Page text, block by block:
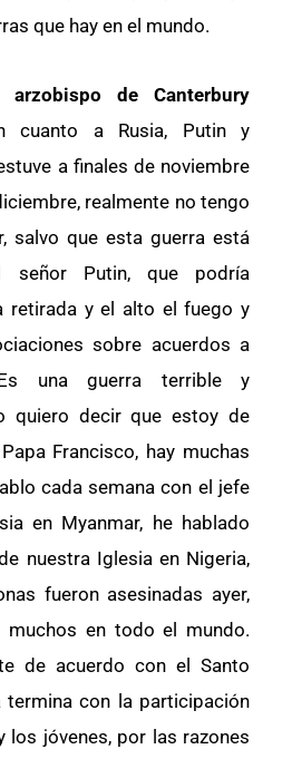
que hay en el mundo.
arzobispo de Canterbury
cuanto a Rusia, Putin y
a finales de noviembre
realmente no tengo
salvo que esta guerra está
señor Putin, que podría
retirada y el alto el fuego y
sobre acuerdos a
una guerra terrible y
quiero decir que estoy de
Francisco, hay muchas
cada semana con el jefe
en Myanmar, he hablado
nuestra Iglesia en Nigeria,
fueron asesinadas ayer,
muchos en todo el mundo.
de acuerdo con el Santo
termina con la participación
los jóvenes, por las razones